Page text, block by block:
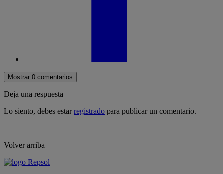
Mostrar 0 comentarios
Deja una respuesta
Lo siento, debes estarregistrado para publicar un comentario.
Volver arriba